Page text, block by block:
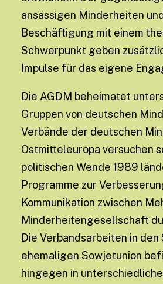
ansässigen Minderheiten
Beschäftigung mit einem
Schwerpunkt geben
Impulse für das eigene
Die AGDM beheimatet
Gruppen von deutschen
Verbände der deutschen
Ostmitteleuropa versuchen
politischen Wende 1989
Programme zur
Kommunikation zwischen
Minderheitengesellschaft
Die Verbandsarbeiten in
ehemaligen Sowjetunion
hingegen in